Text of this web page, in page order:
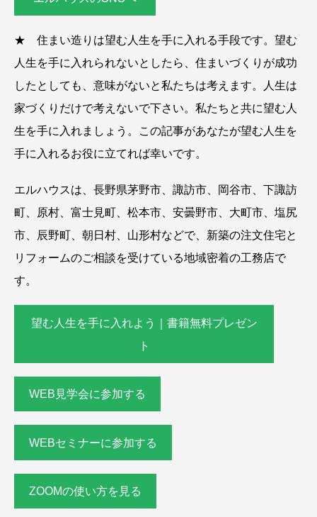
★ 住まい造りは望む人生を手に入れる手段です。望む
人生を手に入れられないとしたら、住まいづくりが成功
したとしても、意味がないと私たちは考えます。人生は
家づくりだけで考えないで下さい。私たちと共に望む人
生を手に入れましょう。この記事があなたが望む人生を
手に入れるお役に立てれば幸いです。
エルハウスは、長野県茅野市、諏訪市、岡谷市、下諏訪
町、原村、富士見町、松本市、安曇野市、大町市、塩尻
市、辰野町、朝日村、山形村などで、新築の注文住宅と
リフォームのご相談を受けている地域密着の工務店で
す。
望む人生を手に入れよう｜書籍無料プレゼン
ト
WEB見学会に参加する
WEBセミナーに参加する
ZOOMの使い方を見る